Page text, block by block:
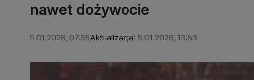
nawet dożywocie
5.01.2026, 07:55Aktualizacja: 5.01.2026, 13:53